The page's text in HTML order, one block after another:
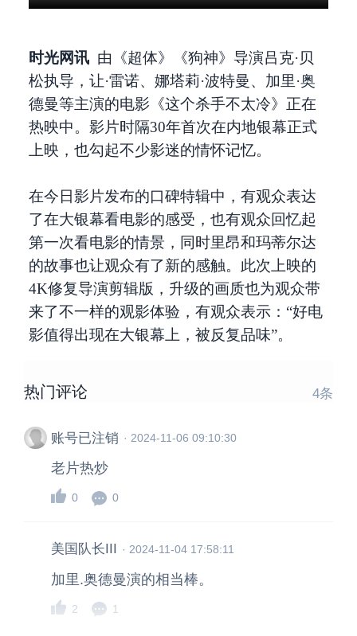
时光网讯 由《超体》《狗神》导演吕克·贝
松执导，让·雷诺、娜塔莉·波特曼、加里·奥
德曼等主演的电影《这个杀手不太冷》正在
热映中。影片时隔30年首次在内地银幕正式
上映，也勾起不少影迷的情怀记忆。
在今日影片发布的口碑特辑中，有观众表达
了在大银幕看电影的感受，也有观众回忆起
第一次看电影的情景，同时里昂和玛蒂尔达
的故事也让观众有了新的感触。此次上映的
4K修复导演剪辑版，升级的画质也为观众带
来了不一样的观影体验，有观众表示：“好电
影值得出现在大银幕上，被反复品味”。
热门评论 4条
账号已注销 · 2024-11-06 09:10:30
老片热炒
0 0
美国队长III · 2024-11-04 17:58:11
加里.奥德曼演的相当棒。
2 1